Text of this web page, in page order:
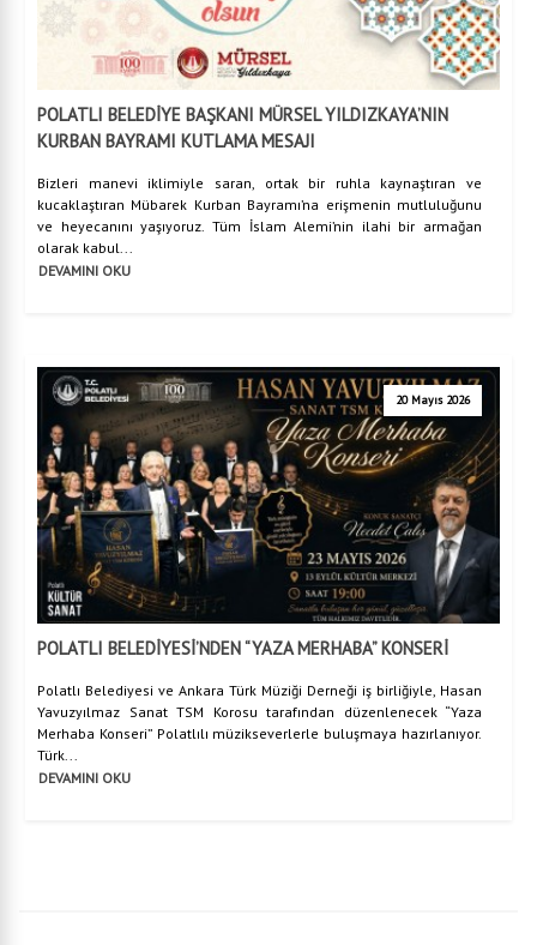
POLATLI BELEDİYE BAŞKANI MÜRSEL YILDIZKAYA’NIN
KURBAN BAYRAMI KUTLAMA MESAJI
Bizleri manevi iklimiyle saran, ortak bir ruhla kaynaştıran ve
kucaklaştıran Mübarek Kurban Bayramı’na erişmenin mutluluğunu
ve heyecanını yaşıyoruz. Tüm İslam Alemi’nin ilahi bir armağan
olarak kabul...
DEVAMINI OKU
20 Mayıs 2026
POLATLI BELEDİYESİ’NDEN “YAZA MERHABA” KONSERİ
Polatlı Belediyesi ve Ankara Türk Müziği Derneği iş birliğiyle, Hasan
Yavuzyılmaz Sanat TSM Korosu tarafından düzenlenecek “Yaza
Merhaba Konseri” Polatlılı müzikseverlerle buluşmaya hazırlanıyor.
Türk...
DEVAMINI OKU